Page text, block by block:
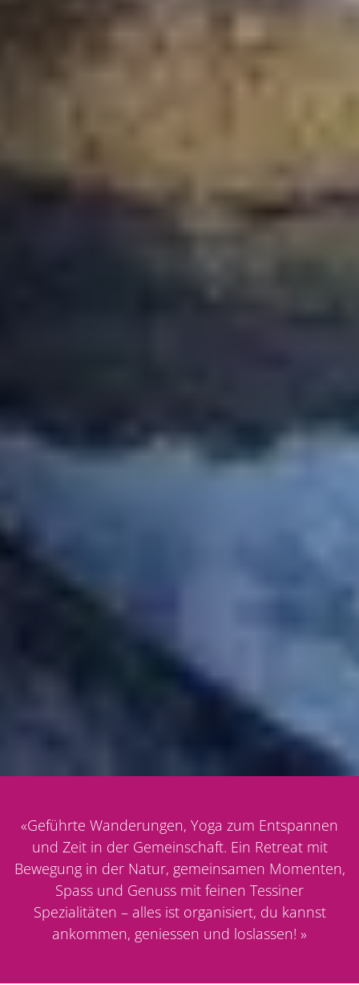
«Geführte Wanderungen, Yoga zum Entspannen
und Zeit in der Gemeinschaft. Ein Retreat mit
Bewegung in der Natur, gemeinsamen Momenten,
Spass und Genuss mit feinen Tessiner
Spezialitäten – alles ist organisiert, du kannst
ankommen, geniessen und loslassen! »